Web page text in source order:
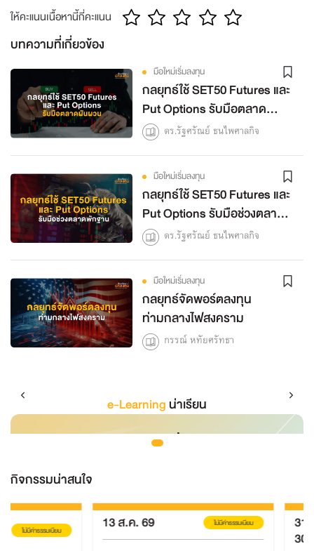
ให้คะแนนเนื้อหานี้กี่คะแนน
บทความที่เกี่ยวข้อง
มือใหม่เริ่มลงทุน
กลยุทธ์ใช้ SET50 Futures และ
Put Options รับมือตลาด
ผันผวนดร.รัฐศรัณย์ ธนไพศาลกิจ
มือใหม่เริ่มลงทุน
กลยุทธ์ใช้ SET50 Futures และ
Put Options รับมือช่วงตลาด
พักฐานดร.รัฐศรัณย์ ธนไพศาลกิจ
มือใหม่เริ่มลงทุน
กลยุทธ์จัดพอร์ตลงทุน
ท่ามกลางไฟสงคราม
กรรณ์ หทัยศรัทธา
e-Learning น่าเรียน
กิจกรรมน่าสนใจ
31 มี.ค.-
30 พ.ย. 69
13 ส.ค. 69 ไม่มีค่าธรรมเนียม